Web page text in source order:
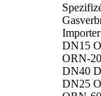
DN15
ORN-
DN40
DN25